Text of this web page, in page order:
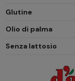
Glutine
Olio di palma
Senza lattosio